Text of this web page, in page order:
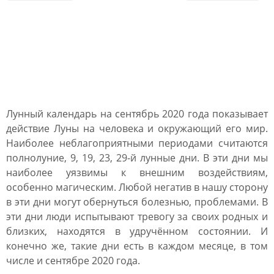
Лунный календарь на сентябрь 2020 года показывает
действие Луны на человека и окружающий его мир.
Наиболее неблагоприятными периодами считаются
полнолуние, 9, 19, 23, 29-й лунные дни. В эти дни мы
наиболее уязвимы к внешним воздействиям,
особенно магическим. Любой негатив в нашу сторону
в эти дни могут обернуться болезнью, проблемами. В
эти дни люди испытывают тревогу за своих родных и
близких, находятся в удручённом состоянии. И
конечно же, такие дни есть в каждом месяце, в том
числе и сентябре 2020 года.